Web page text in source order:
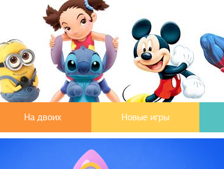
На двоих Новые игры